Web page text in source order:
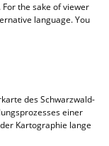
. For the sake of viewer
language. You
des Schwarzwald-
einer
Kartographie lange